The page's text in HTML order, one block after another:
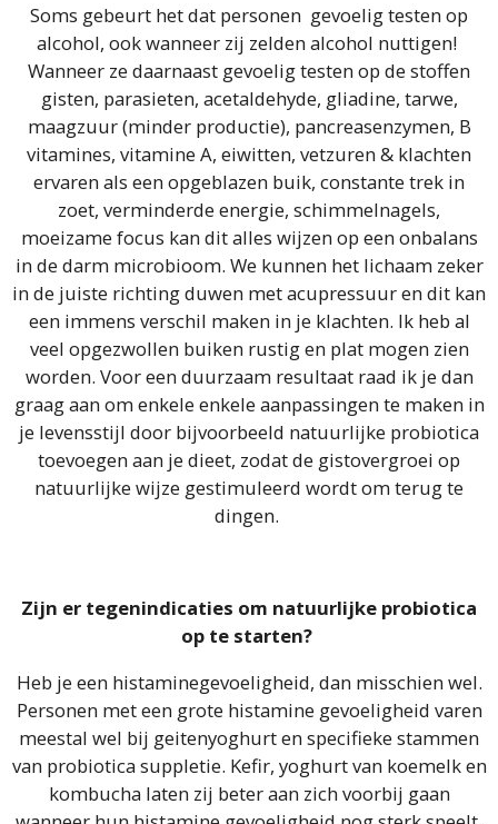
Soms gebeurt het dat personen gevoelig testen op
alcohol, ook wanneer zij zelden alcohol nuttigen!
Wanneer ze daarnaast gevoelig testen op de stoffen
gisten, parasieten, acetaldehyde, gliadine, tarwe,
maagzuur (minder productie), pancreasenzymen, B
vitamines, vitamine A, eiwitten, vetzuren & klachten
ervaren als een opgeblazen buik, constante trek in
zoet, verminderde energie, schimmelnagels,
moeizame focus kan dit alles wijzen op een onbalans
in de darm microbioom. We kunnen het lichaam zeker
in de juiste richting duwen met acupressuur en dit kan
een immens verschil maken in je klachten. Ik heb al
veel opgezwollen buiken rustig en plat mogen zien
worden. Voor een duurzaam resultaat raad ik je dan
graag aan om enkele enkele aanpassingen te maken in
je levensstijl door bijvoorbeeld natuurlijke probiotica
toevoegen aan je dieet, zodat de gistovergroei op
natuurlijke wijze gestimuleerd wordt om terug te
dingen.
Zijn er tegenindicaties om natuurlijke probiotica
op te starten?
Heb je een histaminegevoeligheid, dan misschien wel.
Personen met een grote histamine gevoeligheid varen
meestal wel bij geitenyoghurt en specifieke stammen
van probiotica suppletie. Kefir, yoghurt van koemelk en
kombucha laten zij beter aan zich voorbij gaan